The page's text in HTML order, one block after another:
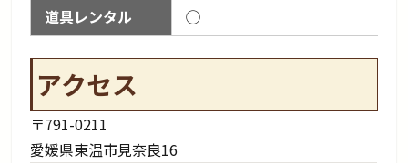
道具レンタル
◯
アクセス
〒791-0211
愛媛県東温市見奈良16